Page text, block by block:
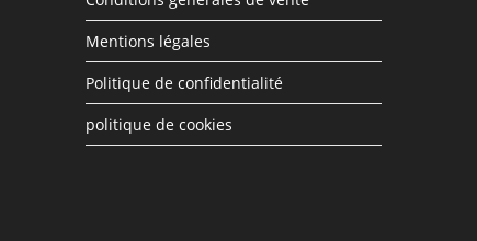
Mentions légales
Politique de confidentialité
politique de cookies